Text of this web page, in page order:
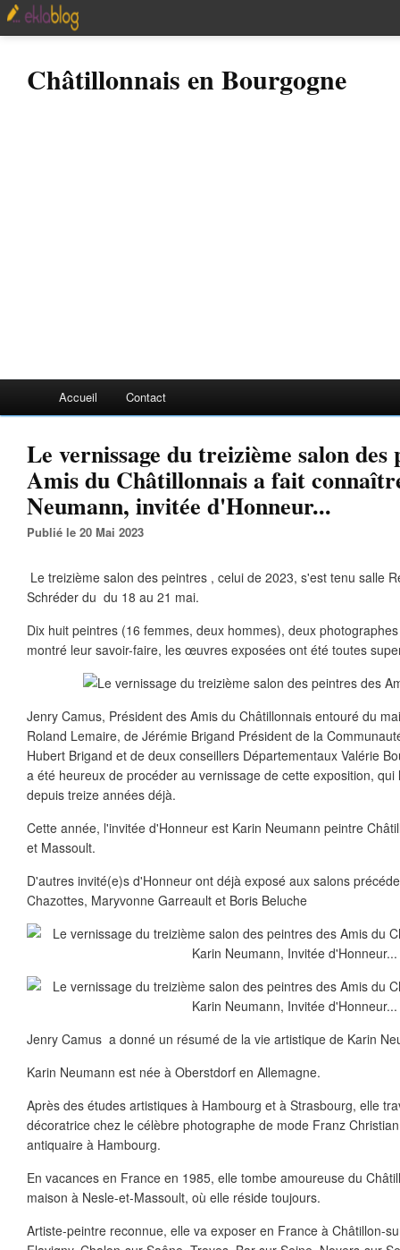
Châtillonnais en Bourgogne
Accueil Contact
Le vernissage du treizième salon des
Amis du Châtillonnais a fait
Neumann, invitée d'Honneur...
Publié le 20 Mai 2023
Le treizième salon des peintres , celui de 2023, s'est tenu salle
Schréder du du 18 au 21 mai.
Dix huit peintres (16 femmes, deux hommes), deux
montré leur savoir-faire, les œuvres exposées ont été toutes
Jenry Camus, Président des Amis du Châtillonnais entouré du
Roland Lemaire, de Jérémie Brigand Président de la
Hubert Brigand et de deux conseillers Départementaux Valérie
a été heureux de procéder au vernissage de cette exposition,
depuis treize années déjà.
Cette année, l'invitée d'Honneur est Karin Neumann peintre
et Massoult.
D'autres invité(e)s d'Honneur ont déjà exposé aux salons
Chazottes, Maryvonne Garreault et Boris Beluche
Jenry Camus a donné un résumé de la vie artistique de Karin
Karin Neumann est née à Oberstdorf en Allemagne.
Après des études artistiques à Hambourg et à Strasbourg, elle
décoratrice chez le célèbre photographe de mode Franz
antiquaire à Hambourg.
En vacances en France en 1985, elle tombe amoureuse du
maison à Nesle-et-Massoult, où elle réside toujours.
Artiste-peintre reconnue, elle va exposer en France à Châtillon-